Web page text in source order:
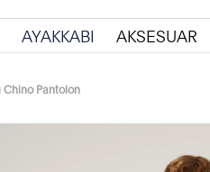
AYAKKABI AKSESUAR
Chino Pantolon